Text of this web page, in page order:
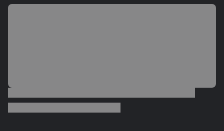
SAÚDE
retirada de pele